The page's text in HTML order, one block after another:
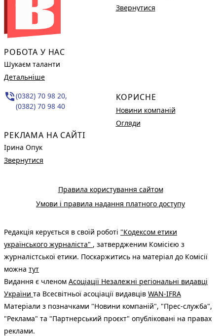
РОБОТА У НАС
Шукаєм таланти
Детальніше
phone_in_talk(0382) 70 98 20,
(0382) 70 98 40
РЕКЛАМА НА САЙТІ
Ірина Опук
Звернутися
Звернутися
КОРИСНЕ
Новини компаній
Огляди
Правила користування сайтом
Умови і правила надання платного доступу
Редакція керується в своїй роботі "Кодексом етики
українського журналіста" , затвердженим Комісією з
журналістської етики. Поскаржитись на матеріал до Комісії
можна тут
Видання є членом Асоціації Незалежні регіональні видавці
України та Всесвітньої асоціації видавців WAN-IFRA
Матеріали з позначками "Новини компаній", "Прес-служба",
"Реклама" та "Партнерський проєкт" опубліковані на правах
реклами.